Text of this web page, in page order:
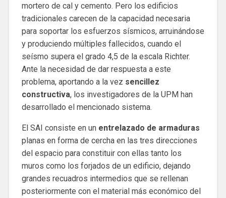
mortero de cal y cemento. Pero los edificios
tradicionales carecen de la capacidad necesaria
para soportar los esfuerzos sísmicos, arruinándose
y produciendo múltiples fallecidos, cuando el
seísmo supera el grado 4,5 de la escala Richter.
Ante la necesidad de dar respuesta a este
problema, aportando a la vez sencillez
constructiva, los investigadores de la UPM han
desarrollado el mencionado sistema.
El SAI consiste en un entrelazado de armaduras
planas en forma de cercha en las tres direcciones
del espacio para constituir con ellas tanto los
muros como los forjados de un edificio, dejando
grandes recuadros intermedios que se rellenan
posteriormente con el material más económico del